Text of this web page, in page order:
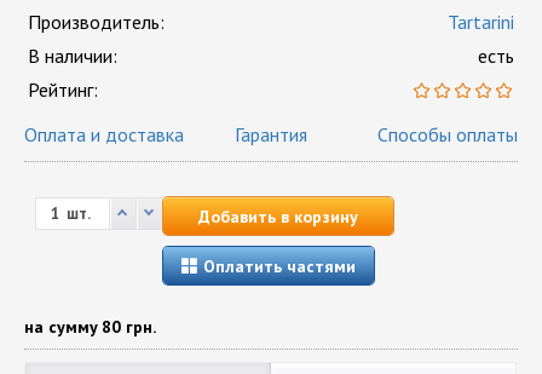
Производитель:
Tartarini
В наличии:
есть
Рейтинг:
Оплата и доставка
Гарантия Способы оплаты
шт. Добавить в корзину
Оплатить частями
на сумму 80 грн.